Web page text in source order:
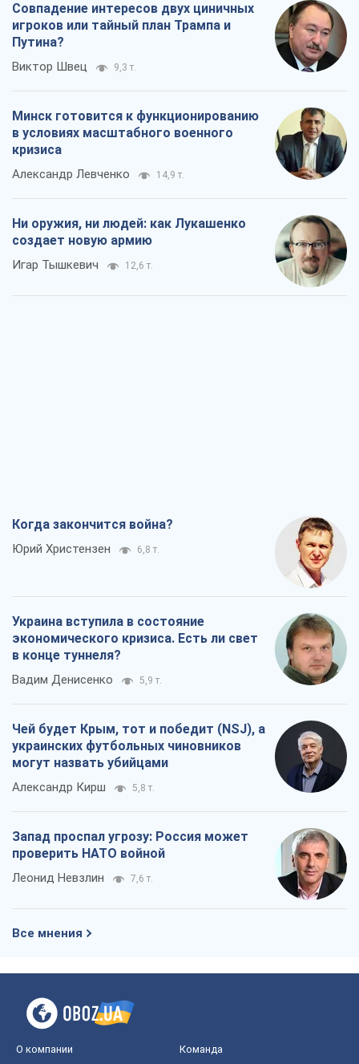
Совпадение интересов двух циничных
игроков или тайный план Трампа и
Путина?
Виктор Швец 9,3 т.
Минск готовится к функционированию
в условиях масштабного военного
кризиса
Александр Левченко 14,9 т.
Ни оружия, ни людей: как Лукашенко
создает новую армию
Игар Тышкевич 12,6 т.
Когда закончится война?
Юрий Христензен 6,8 т.
Украина вступила в состояние
экономического кризиса. Есть ли свет
в конце туннеля?
Вадим Денисенко 5,9 т.
Чей будет Крым, тот и победит (NSJ), а
украинских футбольных чиновников
могут назвать убийцами
Александр Кирш 5,8 т.
Запад проспал угрозу: Россия может
проверить НАТО войной
Леонид Невзлин 7,6 т.
Все мнения
О компании Команда